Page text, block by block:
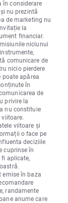
în considerare
nu prezintă
de marketing nu
la
financiar.
niciunui
comunicare de
nicio pierdere
poate apărea
în
de
privire la
nu constituie
viitoare și
o face pe
deciziile
cuprinse în
aplicate,
în baza
randamente
anume care